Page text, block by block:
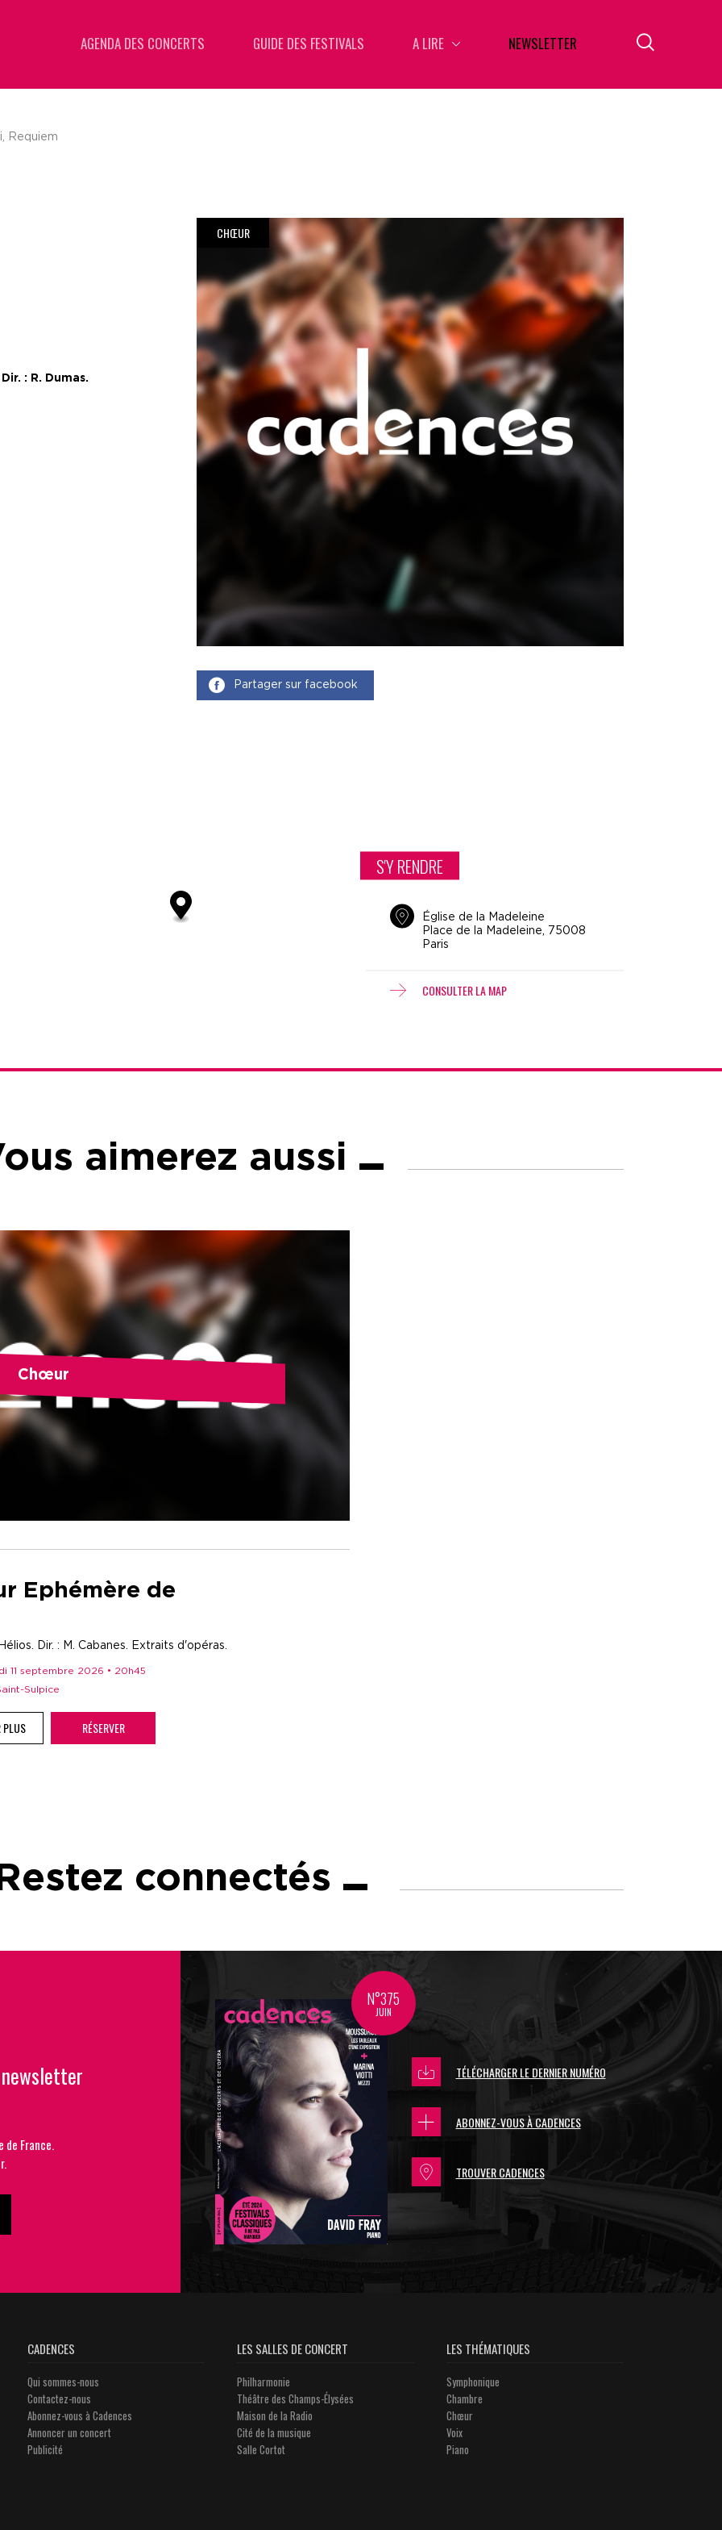
AGENDA DES CONCERTS GUIDE DES FESTIVALS A LIRE NEWSLETTER
Requiem
: R. Dumas.
CHŒUR
Partager sur facebook
S'Y RENDRE
Église de la Madeleine
Place de la Madeleine, 75008
Paris
CONSULTER LA MAP
aimerez aussi
Chœur
Ephémère de
Dir. : M. Cabanes. Extraits d'opéras.
11 septembre 2026 • 20h45
Sulpice
PLUS RÉSERVER
connectés
de France.
N°375
JUIN
TÉLÉCHARGER LE DERNIER NUMÉRO
ABONNEZ-VOUS À CADENCES
TROUVER CADENCES
CADENCES
Qui sommes-nous
Contactez-nous
Abonnez-vous à Cadences
Annoncer un concert
Publicité
LES SALLES DE CONCERT
Philharmonie
Théâtre des Champs-Élysées
Maison de la Radio
Cité de la musique
Salle Cortot
LES THÉMATIQUES
Symphonique
Chambre
Chœur
Voix
Piano